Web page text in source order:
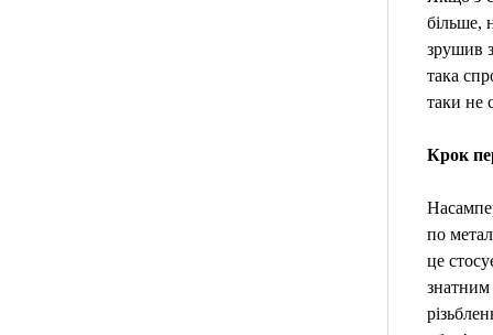
більше,
зрушив
така
таки не
Крок
по
це